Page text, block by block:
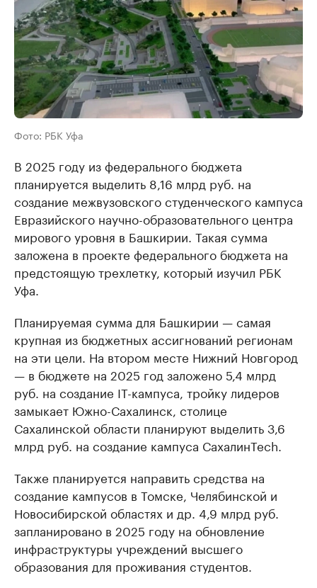
Фото: РБК Уфа
В 2025 году из федерального бюджета
планируется выделить 8,16 млрд руб. на
создание межвузовского студенческого кампуса
Евразийского научно-образовательного центра
мирового уровня в Башкирии. Такая сумма
заложена в проекте федерального бюджета на
предстоящую трехлетку, который изучил РБК
Уфа.
Планируемая сумма для Башкирии — самая
крупная из бюджетных ассигнований регионам
на эти цели. На втором месте Нижний Новгород
— в бюджете на 2025 год заложено 5,4 млрд
руб. на создание IT-кампуса, тройку лидеров
замыкает Южно-Сахалинск, столице
Сахалинской области планируют выделить 3,6
млрд руб. на создание кампуса СахалинTech.
Также планируется направить средства на
создание кампусов в Томске, Челябинской и
Новосибирской областях и др. 4,9 млрд руб.
запланировано в 2025 году на обновление
инфраструктуры учреждений высшего
образования для проживания студентов.